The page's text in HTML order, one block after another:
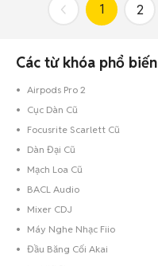
1 2
Các từ khóa phổ biến
Airpods Pro 2
Cục Dàn Cũ
Focusrite Scarlett Cũ
Dàn Đại Cũ
Mạch Loa Cũ
BACL Audio
Mixer CDJ
Máy Nghe Nhạc Fiio
Đầu Băng Cối Akai